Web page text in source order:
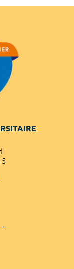
5